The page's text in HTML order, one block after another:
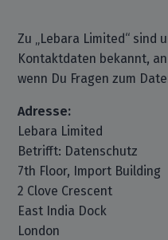
Zu „Lebara Limited“ sind
Kontaktdaten bekannt,
wenn Du Fragen zum
Adresse:
Lebara Limited
Betrifft: Datenschutz
7th Floor, Import Building
2 Clove Crescent
East India Dock
London